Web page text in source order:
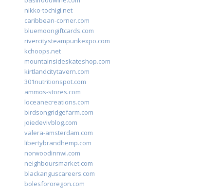
nikko-tochigi.net
caribbean-corner.com
bluemoongiftcards.com
rivercitysteampunkexpo.com
kchoops.net
mountainsideskateshop.com
kirtlandcitytavern.com
301nutritionspot.com
ammos-stores.com
loceanecreations.com
birdsongridgefarm.com
joiedevivblog.com
valera-amsterdam.com
libertybrandhemp.com
norwoodinnwi.com
neighboursmarket.com
blackanguscareers.com
bolesfororegon.com